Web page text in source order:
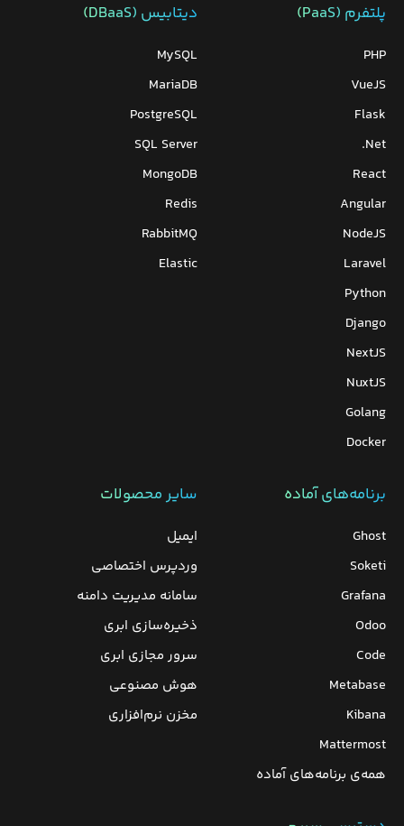
پلتفرم (PaaS)
PHP
VueJS
Flask
Net.
React
Angular
NodeJS
Laravel
Python
Django
NextJS
NuxtJS
Golang
Docker
دیتابیس‌ (DBaaS)
MySQL
MariaDB
PostgreSQL
SQL Server
MongoDB
Redis
RabbitMQ
Elastic
برنامه‌های‌ آماده
Ghost
Soketi
Grafana
Odoo
Code
Metabase
Kibana
Mattermost
همه‌ی برنامه‌های آماده
سایر محصولات
ایمیل
وردپرس‌ اختصاصی
سامانه مدیریت دامنه
ذخیره‌سازی ابری
سرور مجازی ابری
هوش مصنوعی
مخزن نرم‌افزاری